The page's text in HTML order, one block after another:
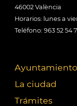
46002 València
Horarios: lunes a
Teléfono: 963 52 54
Ayuntamiento
La ciudad
Trámites